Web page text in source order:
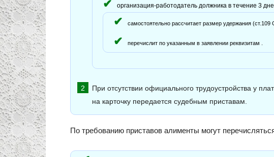
организация-работодатель должника в течение 3
самостоятельно рассчитает размер удержания (ст.109
перечислит по указанным в заявлении реквизитам .
При отсутствии официального трудоустройства у
на карточку передается судебным приставам.
По требованию приставов алименты могут